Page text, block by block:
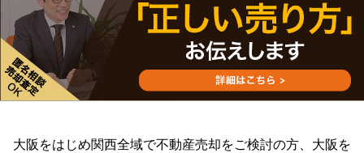
大阪市東成区の戸建売却はイーアス不動産にお任せください。
2026.07.16
【成約御礼】レジデンス梅田ローレルタワー
この度もたくさんのお問い合わせをいただきありがとうございました。
大阪をはじめ関西全域で不動産売却をご検討の方、 大阪を